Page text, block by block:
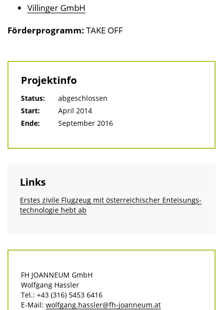
Villinger GmbH
Förderprogramm: TAKE OFF
Projektinfo
Status:
abgeschlossen
Start:
April 2014
Ende:
September 2016
Links
Erstes zivile Flugzeug mit österreichischer Enteisungs­
technologie hebt ab
FH JOANNEUM GmbH
Wolfgang Hassler
Tel.: +43 (316) 5453 6416
E-Mail: wolfgang.hassler@fh-joanneum.at